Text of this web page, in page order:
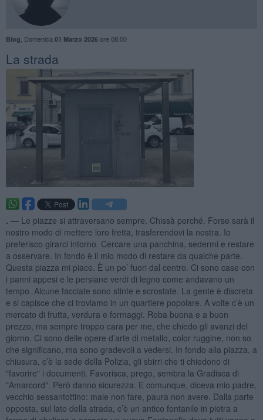
Blog Domenica 01 Marzo 2026ore 08:00
La strada
. — Le piazze si attraversano sempre. Chissà perché. Forse sarà il
nostro modo di mettere loro fretta, trasferendovi la nostra. Io
preferisco girarci intorno. Cercare una panchina, sedermi e restare
a osservare. In fondo è il mio modo di restare da qualche parte.
Questa piazza mi piace. È un po’ fuori dal centro. Ci sono case con
i panni appesi e le persiane verdi di legno come andavano un
tempo. Alcune facciate sono stinte e scrostate. La gente è discreta
e si capisce che ci troviamo in un quartiere popolare. A volte c’è un
mercato di frutta, verdura e formaggi. Roba buona e a buon
prezzo, ma sempre troppo cara per me, che chiedo gli avanzi del
giorno. Ci sono delle opere d’arte di metallo, color ruggine, non so
che significano, ma sono gradevoli a vedersi. In fondo alla piazza, a
chiusura, c’è la sede della Polizia, gli sbirri che ti chiedono di
"favorire" i documenti. Favorisca, prego, sembra la Gradisca di
"Amarcord". Però danno sicurezza. E comunque, diceva mio padre,
vecchio sessantottino: male non fare, paura non avere. Dalla parte
opposta, sul lato della strada, c’è un antico fontanile in pietra a